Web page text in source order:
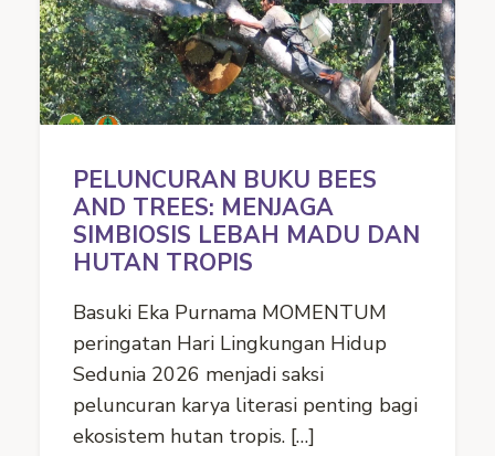
PELUNCURAN BUKU BEES
AND TREES: MENJAGA
SIMBIOSIS LEBAH MADU DAN
HUTAN TROPIS
Basuki Eka Purnama MOMENTUM
peringatan Hari Lingkungan Hidup
Sedunia 2026 menjadi saksi
peluncuran karya literasi penting bagi
ekosistem hutan tropis. […]